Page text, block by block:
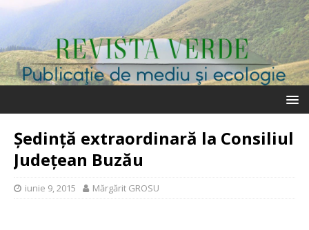
Şedinţă extraordinară la Consiliul
Judeţean Buzău
iunie 9, 2015 Mărgărit GROSU